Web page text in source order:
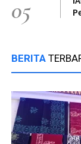
05
BERITA